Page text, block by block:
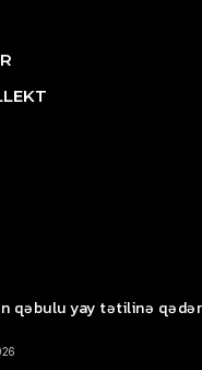
qəbulu yay tətilinə